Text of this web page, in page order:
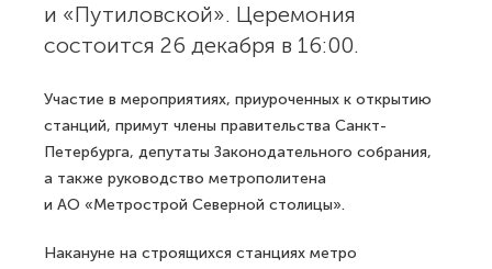
и «Путиловской». Церемония
состоится 26 декабря в 16:00.
Участие в мероприятиях, приуроченных к открытию
станций, примут члены правительства Санкт-
Петербурга, депутаты Законодательного собрания,
а также руководство метрополитена
и АО «Метрострой Северной столицы».
Накануне на строящихся станциях метро